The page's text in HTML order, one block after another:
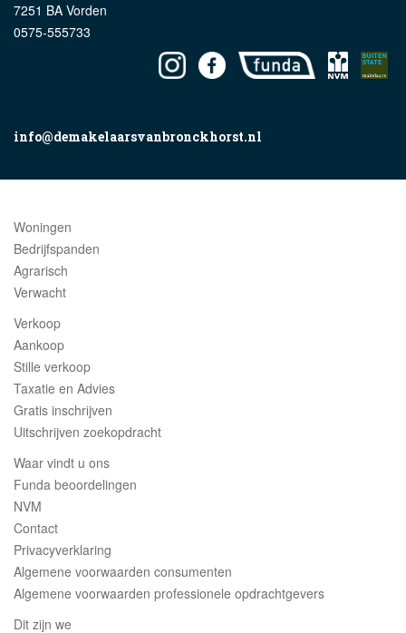
7251 BA Vorden
0575-555733
info@demakelaarsvanbronckhorst.nl
Woningen
Bedrijfspanden
Agrarisch
Verwacht
Verkoop
Aankoop
Stille verkoop
Taxatie en Advies
Gratis inschrijven
Uitschrijven zoekopdracht
Waar vindt u ons
Funda beoordelingen
NVM
Contact
Privacyverklaring
Algemene voorwaarden consumenten
Algemene voorwaarden professionele opdrachtgevers
Dit zijn we